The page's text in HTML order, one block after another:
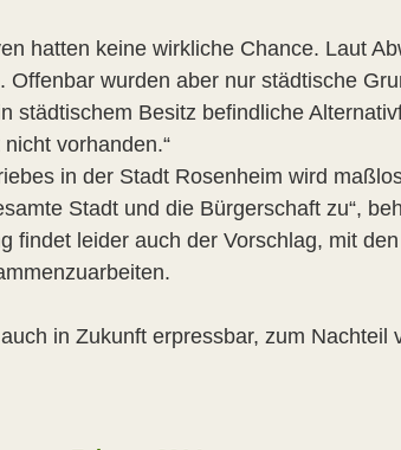
hatten keine wirkliche Chance. Laut
Offenbar wurden aber nur städtische
städtischem Besitz befindliche
vorhanden.“
in der Stadt Rosenheim wird
Stadt und die Bürgerschaft zu“,
findet leider auch der Vorschlag, mit
in Zukunft erpressbar, zum Nachteil